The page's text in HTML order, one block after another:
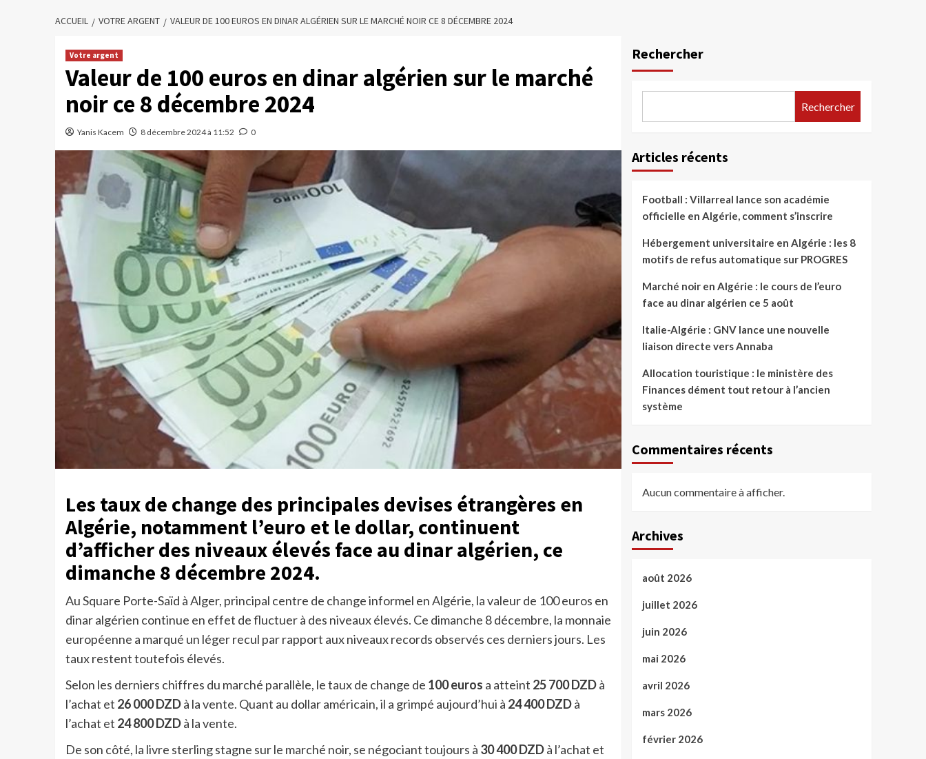
ACCUEIL VOTRE ARGENT VALEUR DE 100 EUROS EN DINAR ALGÉRIEN SUR LE MARCHÉ NOIR CE 8 DÉCEMBRE 2024
Votre argent
Valeur de 100 euros en dinar algérien sur le marché
noir ce 8 décembre 2024
Yanis Kacem 8 décembre 2024 à 11:52 0
Les taux de change des principales devises étrangères en
Algérie, notamment l’euro et le dollar, continuent
d’afficher des niveaux élevés face au dinar algérien, ce
dimanche 8 décembre 2024.
Au Square Porte-Saïd à Alger, principal centre de change informel en Algérie, la valeur de 100 euros en
dinar algérien continue en effet de fluctuer à des niveaux élevés. Ce dimanche 8 décembre, la monnaie
européenne a marqué un léger recul par rapport aux niveaux records observés ces derniers jours. Les
taux restent toutefois élevés.
Selon les derniers chiffres du marché parallèle, le taux de change de 100 euros a atteint 25 700 DZDà
l’achat et 26 000 DZDà la vente. Quant au dollar américain, il a grimpé aujourd’hui à 24 400 DZDà
l’achat et 24 800 DZDà la vente.
De son côté, la livre sterling stagne sur le marché noir, se négociant toujours à 30 400 DZDà l’achat et
Rechercher
Rechercher
Articles récents
Football : Villarreal lance son académie
officielle en Algérie, comment s’inscrire
Hébergement universitaire en Algérie : les 8
motifs de refus automatique sur PROGRES
Marché noir en Algérie : le cours de l’euro
face au dinar algérien ce 5 août
Italie-Algérie : GNV lance une nouvelle
liaison directe vers Annaba
Allocation touristique : le ministère des
Finances dément tout retour à l’ancien
système
Commentaires récents
Aucun commentaire à afficher.
Archives
août 2026
juillet 2026
juin 2026
mai 2026
avril 2026
mars 2026
février 2026